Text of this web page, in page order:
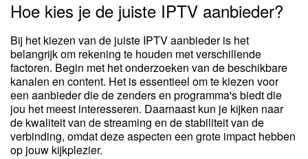
Hoe kies je de juiste IPTV aanbieder?
Bij het kiezen van de juiste IPTV aanbieder is het
belangrijk om rekening te houden met verschillende
factoren. Begin met het onderzoeken van de beschikbare
kanalen en content. Het is essentieel om te kiezen voor
een aanbieder die de zenders en programma's biedt die
jou het meest interesseren. Daarnaast kun je kijken naar
de kwaliteit van de streaming en de stabiliteit van de
verbinding, omdat deze aspecten een grote impact hebben
op jouw kijkplezier.